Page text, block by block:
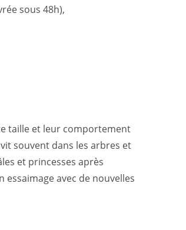
sous 48h),
taille et leur comportement
souvent dans les arbres et
et princesses après
avec de nouvelles